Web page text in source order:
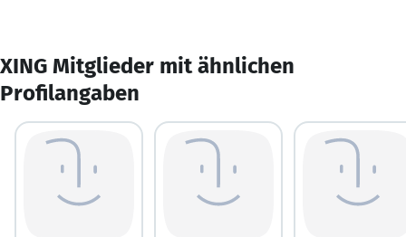
XING Mitglieder mit ähnlichen
Profilangaben